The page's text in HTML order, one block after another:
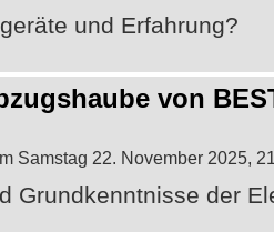
und Erfahrung?
von
Samstag 22. November 2025,
Grundkenntnisse der